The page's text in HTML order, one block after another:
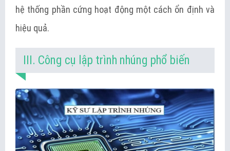
hệ thống phần cứng hoạt động một cách ổn định và
hiệu quả.
III. Công cụ lập trình nhúng phổ biến